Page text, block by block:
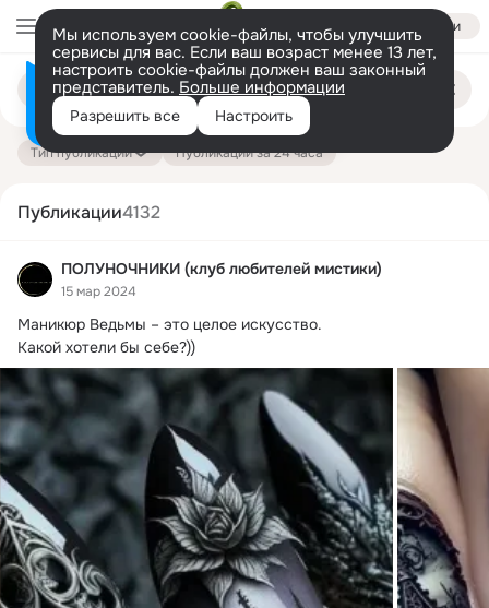
Войти
Мы используем cookie-файлы, чтобы улучшить
сервисы для вас. Если ваш возраст менее 13 лет,
настроить cookie-файлы должен ваш законный
представитель. Больше информации
Разрешить все Настроить
Поиск
публикациям
Тип публикации Публикации за 24 часа
Публикации4132
ПОЛУНОЧНИКИ (клуб любителей мистики)
15 мар 2024
Маникюр Ведьмы – это целое искусство.
Какой хотели бы себе?))
Информация о контенте
на платформе — здесь